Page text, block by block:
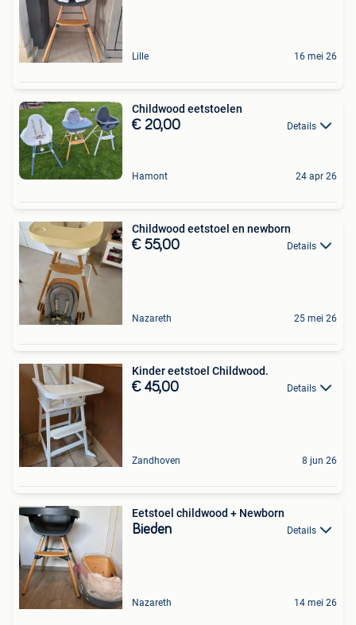
Lille 16 mei 26
Childwood eetstoelen
€ 20,00 Details
Hamont 24 apr 26
Childwood eetstoel en newborn
€ 55,00 Details
Nazareth 25 mei 26
Kinder eetstoel Childwood.
€ 45,00 Details
Zandhoven 8 jun 26
Eetstoel childwood + Newborn
Bieden Details
Nazareth 14 mei 26